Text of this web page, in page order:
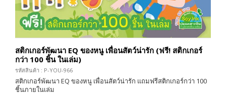
สติกเกอร์พัฒนา EQ ของหนู เพื่อนสัตว์น่ารัก (ฟรี! สติกเกอร์
กว่า 100 ชิ้น ในเล่ม)
รหัสสินค้า : P-YOU-966
สติกเกอร์พัฒนา EQ ของหนู เพื่อนสัตว์น่ารัก แถมฟรีสติกเกอร์กว่า 100
ชิ้นภายในเล่ม